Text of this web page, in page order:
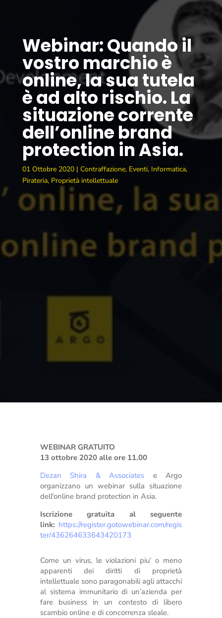
Webinar: Quando il
vostro marchio è
online, la sua tutela
è ad alto rischio. La
situazione corrente
dell’online brand
protection in Asia.
01 Ottobre 2020| Contraffazione, Eventi, Informatica,
Pirateria, Proprietà intellettuale
WEBINAR GRATUITO
13 ottobre 2020 alle ore 11.00
Dezan Shira & Associates e Argo
organizzano un webinar sulla situazione
dell'online brand protection in Asia.
Iscrizione gratuita al seguente
link: https://register.gotowebinar.com/regis
ter/436264633643420173
Come un virus, le violazioni piu’ o meno
apparenti dei diritti di proprietà
intellettuale sono paragonabili agli attacchi
al sistema immunitario di un’azienda per
fare business in un contesto di libero
scambio online e di concorrenza sleale.